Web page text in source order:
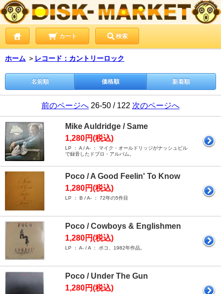
カート 検索
ホーム ＞ レコード：カントリーロック
名前順 価格順 新着順
前のページへ 26-50 / 122 次のページへ
Mike Auldridge / Same
1,280円(税込)
LP ： A / A- ： マイク・オールドリッジがナッシュビル
で録音したドブロ・アルバム。
Poco / A Good Feelin' To Know
1,280円(税込)
LP ： B / A- ： 72年の5作目
Poco / Cowboys & Englishmen
1,280円(税込)
LP ： A- / A ： ポコ、1982年作品。
Poco / Under The Gun
1,280円(税込)